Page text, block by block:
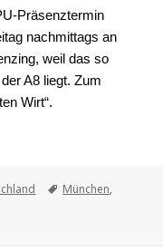
Präsenztermin
nachmittags an
weil das so
A8 liegt. Zum
Wirt“.
Tags
München,